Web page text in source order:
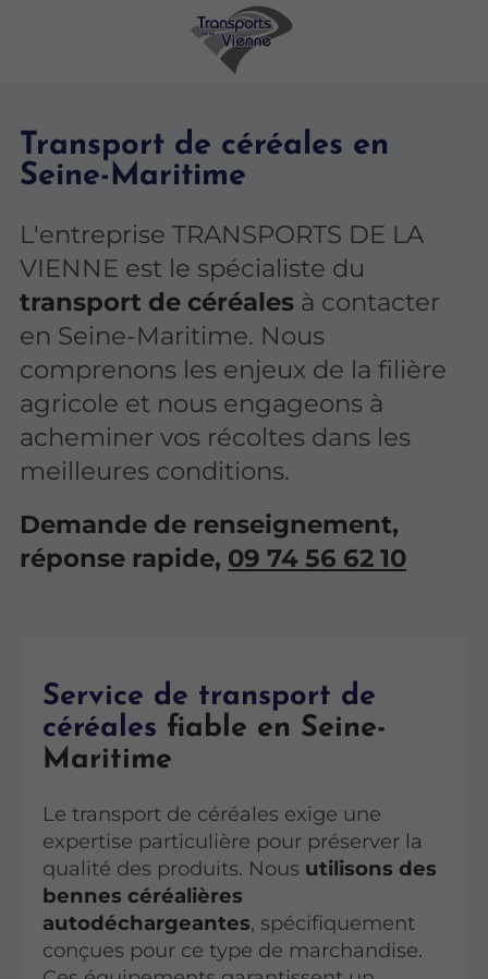
Transport de céréales en
Seine-Maritime
L'entreprise TRANSPORTS DE LA
VIENNE est le spécialiste du
transport de céréales à contacter
en Seine-Maritime. Nous
comprenons les enjeux de la filière
agricole et nous engageons à
acheminer vos récoltes dans les
meilleures conditions.
Demande de renseignement,
réponse rapide, 09 74 56 62 10
Service de transport de
céréales fiable en Seine-
Maritime
Le transport de céréales exige une
expertise particulière pour préserver la
qualité des produits. Nous utilisons des
bennes céréalières
autodéchargeantes, spécifiquement
conçues pour ce type de marchandise.